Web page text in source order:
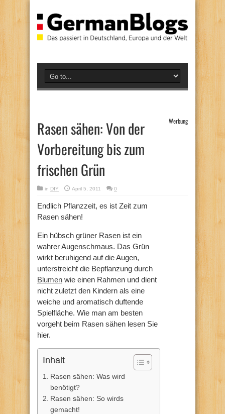
Rasen sähen: Von der
Vorbereitung bis zum
frischen Grün
Werbung
in DIY April 5, 2011 0
Endlich Pflanzzeit, es ist Zeit zum
Rasen sähen!
Ein hübsch grüner Rasen ist ein
wahrer Augenschmaus. Das Grün
wirkt beruhigend auf die Augen,
unterstreicht die Bepflanzung durch
Blumen wie einen Rahmen und dient
nicht zuletzt den Kindern als eine
weiche und aromatisch duftende
Spielfläche. Wie man am besten
vorgeht beim Rasen sähen lesen Sie
hier.
Inhalt
Rasen sähen: Was wird
benötigt?
Rasen sähen: So wirds
gemacht!